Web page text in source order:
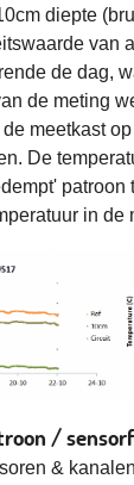
diepte
van
de dag,
de meting
meetkast
De
patroon
in de
/
&